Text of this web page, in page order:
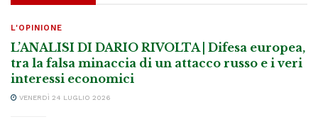
L'OPINIONE
L’ANALISI DI DARIO RIVOLTA | Difesa europea,
tra la falsa minaccia di un attacco russo e i veri
interessi economici
VENERDÌ 24 LUGLIO 2026